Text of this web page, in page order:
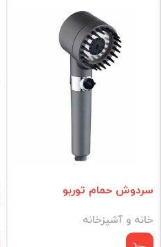
گجت هوشمند
لوازم جانبی
فقط کالاهای موجود
فیلتر براساس قیمت :
سردوش حمام توربو
خانه و آشپزخانه